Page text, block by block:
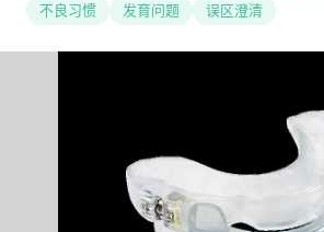
不良习惯
发育问题 误区澄清